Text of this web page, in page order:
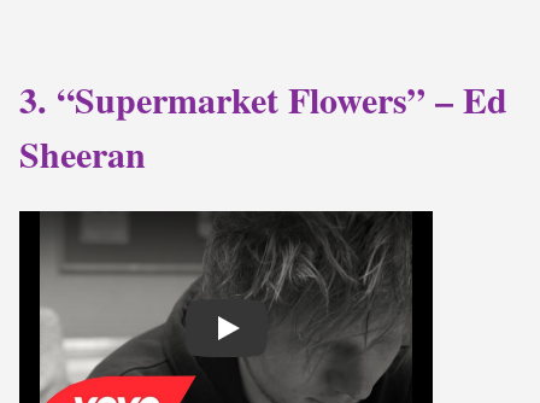
3. “Supermarket Flowers” – Ed
Sheeran
Play